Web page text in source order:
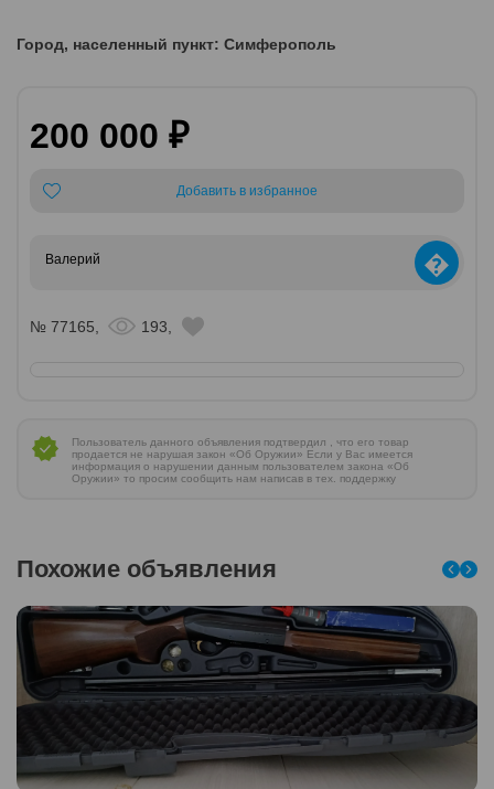
Город, населенный пункт: Симферополь
200 000 ₽
Добавить в избранное
Валерий �
№ 77165, 193,
Пользователь данного объявления подтвердил , что его товар
продается не нарушая закон «Об Оружии» Если у Вас имеется
информация о нарушении данным пользователем закона «Об
Оружии» то просим сообщить нам написав в тех. поддержку
Похожие объявления